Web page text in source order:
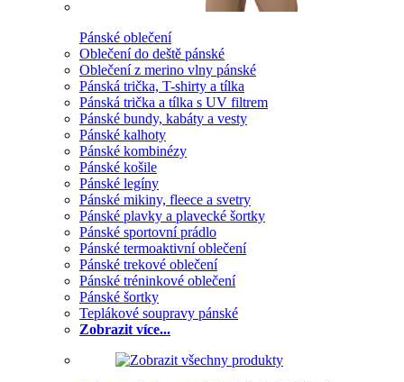
Pánské oblečení
Oblečení do deště pánské
Oblečení z merino vlny pánské
Pánská trička, T-shirty a tílka
Pánská trička a tílka s UV filtrem
Pánské bundy, kabáty a vesty
Pánské kalhoty
Pánské kombinézy
Pánské košile
Pánské legíny
Pánské mikiny, fleece a svetry
Pánské plavky a plavecké šortky
Pánské sportovní prádlo
Pánské termoaktivní oblečení
Pánské trekové oblečení
Pánské tréninkové oblečení
Pánské šortky
Teplákové soupravy pánské
Zobrazit více...